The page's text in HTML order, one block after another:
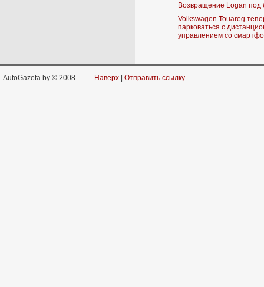
Возвращение Logan под
Volkswagen Touareg
парковаться с
управлением со
AutoGazeta.by © 2008 Наверх Отправить ссылку